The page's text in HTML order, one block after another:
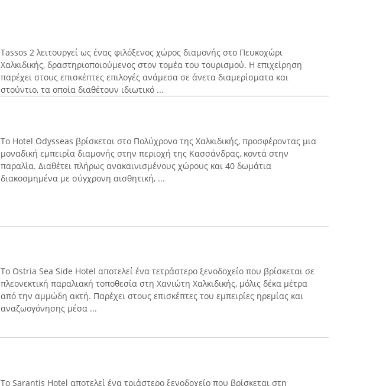
Tassos 2 λειτουργεί ως ένας φιλόξενος χώρος διαμονής στο Πευκοχώρι
Χαλκιδικής, δραστηριοποιούμενος στον τομέα του τουρισμού. Η επιχείρηση
παρέχει στους επισκέπτες επιλογές ανάμεσα σε άνετα διαμερίσματα και
στούντιο, τα οποία διαθέτουν ιδιωτικό ...
Το Hotel Odysseas βρίσκεται στο Πολύχρονο της Χαλκιδικής, προσφέροντας μια
μοναδική εμπειρία διαμονής στην περιοχή της Κασσάνδρας, κοντά στην
παραλία. Διαθέτει πλήρως ανακαινισμένους χώρους και 40 δωμάτια
διακοσμημένα με σύγχρονη αισθητική, ...
Το Ostria Sea Side Hotel αποτελεί ένα τετράστερο ξενοδοχείο που βρίσκεται σε
πλεονεκτική παραλιακή τοποθεσία στη Χανιώτη Χαλκιδικής, μόλις δέκα μέτρα
από την αμμώδη ακτή. Παρέχει στους επισκέπτες του εμπειρίες ηρεμίας και
αναζωογόνησης μέσα ...
Το Sarantis Hotel αποτελεί ένα τριάστερο ξενοδοχείο που βρίσκεται στη